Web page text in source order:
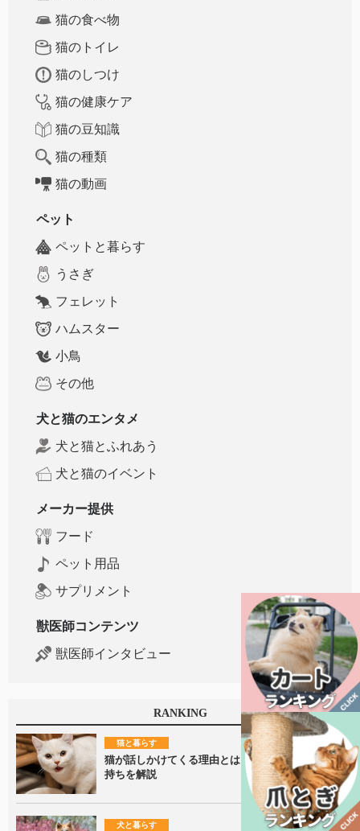
猫の食べ物
猫のトイレ
猫のしつけ
猫の健康ケア
猫の豆知識
猫の種類
猫の動画
ペット
ペットと暮らす
うさぎ
フェレット
ハムスター
小鳥
その他
犬と猫のエンタメ
犬と猫とふれあう
犬と猫のイベント
メーカー提供
フード
ペット用品
サプリメント
獣医師コンテンツ
獣医師インタビュー
RANKING
猫と暮らす
猫が話しかけてくる理由とは？鳴き声に隠れた気
持ちを解説
犬と暮らす